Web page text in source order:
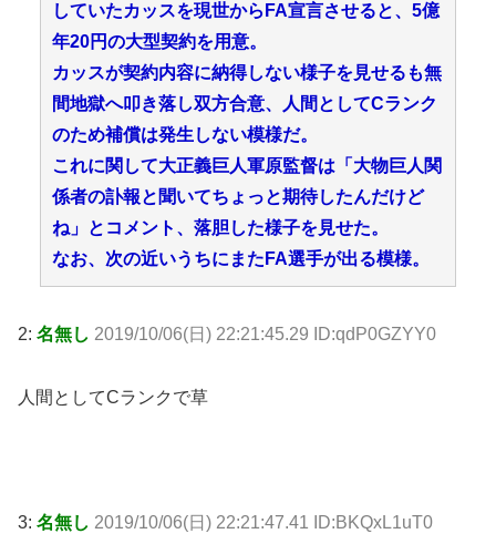
していたカッスを現世からFA宣言させると、5億
年20円の大型契約を用意。
カッスが契約内容に納得しない様子を見せるも無
間地獄へ叩き落し双方合意、人間としてCランク
のため補償は発生しない模様だ。
これに関して大正義巨人軍原監督は「大物巨人関
係者の訃報と聞いてちょっと期待したんだけど
ね」とコメント、落胆した様子を見せた。
なお、次の近いうちにまたFA選手が出る模様。
2: 名無し 2019/10/06(日) 22:21:45.29 ID:qdP0GZYY0
人間としてCランクで草
3: 名無し 2019/10/06(日) 22:21:47.41 ID:BKQxL1uT0